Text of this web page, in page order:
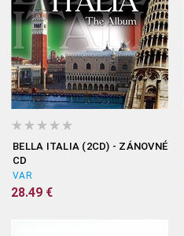
BELLA ITALIA (2CD) - ZÁNOVNÉ
CD
VAR
28.49 €